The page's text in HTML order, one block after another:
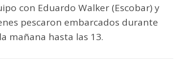
con Eduardo Walker (Escobar) y
pescaron embarcados durante
mañana hasta las 13.